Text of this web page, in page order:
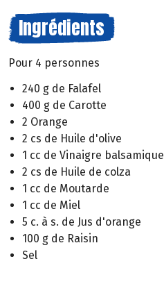
Ingrédients
Pour 4 personnes
240 g de Falafel
400 g de Carotte
2 Orange
2 cs de Huile d'olive
1 cc de Vinaigre balsamique
2 cs de Huile de colza
1 cc de Moutarde
1 cc de Miel
5 c. à s. de Jus d'orange
100 g de Raisin
Sel